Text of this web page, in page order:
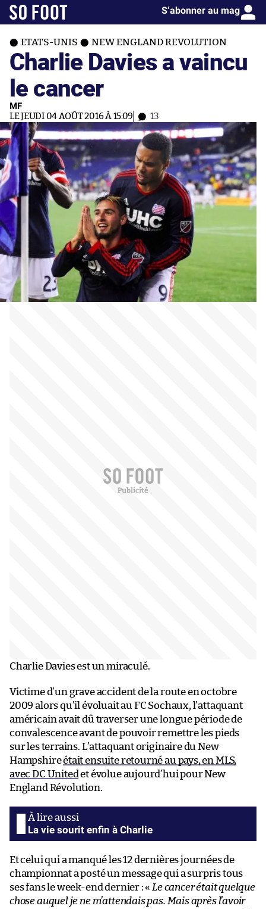
S’abonner au mag
ETATS-UNIS NEW ENGLAND REVOLUTION
Charlie Davies a vaincu
le cancer
MF
LE JEUDI 04 AOÛT 2016 À 15:09 13
Charlie Davies est un miraculé.
Victime d’un grave accident de la route en octobre
2009 alors qu’il évoluait au FC Sochaux, l’attaquant
américain avait dû traverser une longue période de
convalescence avant de pouvoir remettre les pieds
sur les terrains. L’attaquant originaire du New
Hampshireétait ensuite retourné au pays, en MLS,
avec DC United et évolue aujourd’hui pour New
England Révolution.
La vie sourit enfin à Charlie
Et celui qui a manqué les 12 dernières journées de
championnat a posté un message qui a surpris tous
ses fans le week-end dernier : « Le cancer était quelque
chose auquel je ne m’attendais pas. Mais après l’avoir